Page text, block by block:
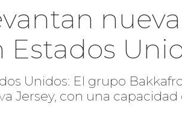
Estados
Unidos: El grupo
Jersey, con una